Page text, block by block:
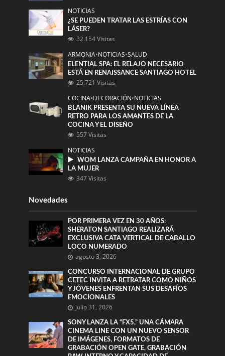
NOTICIAS
¿SE PUEDEN TRATAR LAS ESTRÍAS CON
LÁSER?
32.154 Visitas
ARMONIA•NOTICIAS•SALUD
ELENTIAL SPA: EL RELAJO NECESARIO
ESTÁ EN RENAISSANCE SANTIAGO HOTEL
25.721 Visitas
COCINA•DECORACIÓN•NOTICIAS
BLANIK PRESENTA SU NUEVA LÍNEA
RETRO PARA LOS AMANTES DE LA
COCINA Y EL DISEÑO
557 Visitas
NOTICIAS
WOM LANZA CAMPAÑA EN HONOR A
LA MUJER
347 Visitas
Novedades
POR PRIMERA VEZ EN 30 AÑOS:
SHERATON SANTIAGO REALIZARÁ
EXCLUSIVA CATA VERTICAL DE CABALLO
LOCO NUMERADO
agosto 3, 2026
CONCURSO INTERNACIONAL DE GRUPO
CETEC INVITA A RETRATAR COMO NIÑOS
Y JÓVENES ENFRENTAN SUS DESAFÍOS
EMOCIONALES
julio 31, 2026
SONY LANZA LA “FX5,” UNA CÁMARA
CINEMA LINE CON UN NUEVO SENSOR
DE IMÁGENES, FORMATOS DE
GRABACIÓN OPEN GATE, GRABACIÓN